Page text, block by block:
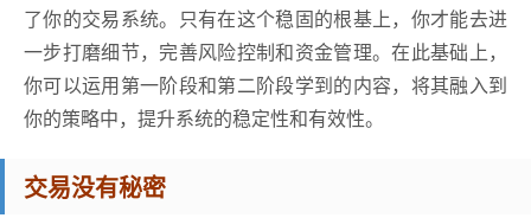
了你的交易系统。只有在这个稳固的根基上，你才能去进
一步打磨细节，完善风险控制和资金管理。在此基础上，
你可以运用第一阶段和第二阶段学到的内容，将其融入到
你的策略中，提升系统的稳定性和有效性。
交易没有秘密